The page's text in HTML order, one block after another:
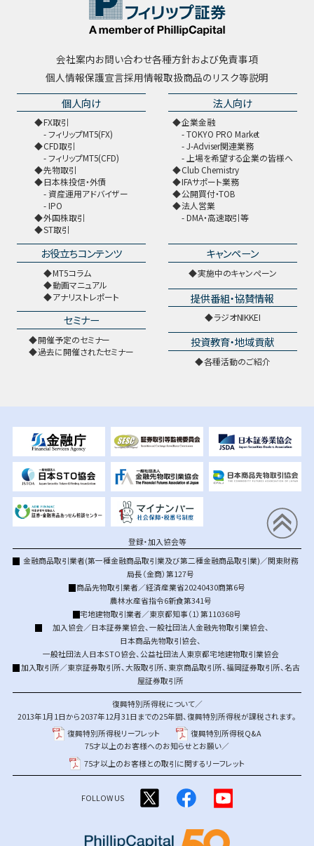
会社案内お問い合わせ各種方針および免責事項
個人情報保護宣言採用情報取扱商品のリスク等説明
個人向け
FX取引
フィリップMT5(FX)
CFD取引
フィリップMT5(CFD)
先物取引
日本株投信・外債
資産運用アドバイザー
IPO
外国株取引
ST取引
法人向け
企業金融
TOKYO PRO Market
J-Adviser関連業務
上場を希望する企業の皆様へ
Club Chemistry
IFAサポート業務
公開買付・TOB
法人営業
DMA・高速取引等
お役立ちコンテンツ
MT5コラム
動画マニュアル
アナリストレポート
セミナー
開催予定のセミナー
過去に開催されたセミナー
キャンペーン
実施中のキャンペーン
提供番組・協賛情報
ラジオNIKKEI
投資教育・地域貢献
各種活動のご紹介
登録・加入協会等
金融商品取引業者(第一種金融商品取引業及び第二種金融商品取引業)／関東財務
局長（金商）第127号
商品先物取引業者／経済産業省20240430商第6号
農林水産省指令6新食第341号
宅地建物取引業者／東京都知事（1）第110368号
加入協会／日本証券業協会、一般社団法人金融先物取引業協会、
日本商品先物取引協会、
一般社団法人日本STO協会、公益社団法人東京都宅地建物取引業協会
加入取引所／東京証券取引所、大阪取引所、 東京商品取引所、福岡証券取引所、名古
屋証券取引所
復興特別所得税について／
2013年1月1日から2037年12月31日までの25年間、復興特別所得税が課税されます。
復興特別所得税リーフレット
復興特別所得税Q&A
75才以上のお客様へのお知らせとお願い／
75才以上のお客様との取引に関するリーフレット
FOLLOW US